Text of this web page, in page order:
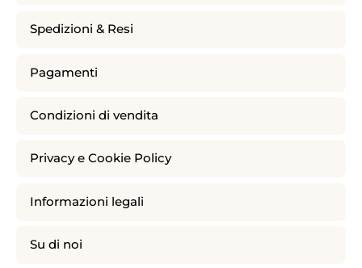
Spedizioni & Resi
Pagamenti
Condizioni di vendita
Privacy e Cookie Policy
Informazioni legali
Su di noi